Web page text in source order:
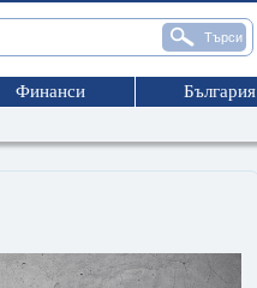
Финанси България